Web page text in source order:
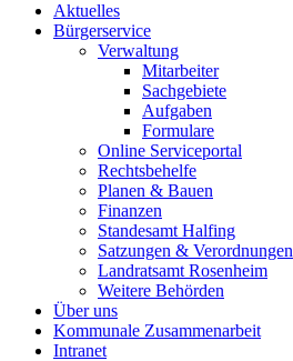
Aktuelles
Bürgerservice
Verwaltung
Mitarbeiter
Sachgebiete
Aufgaben
Formulare
Online Serviceportal
Rechtsbehelfe
Planen & Bauen
Finanzen
Standesamt Halfing
Satzungen & Verordnungen
Landratsamt Rosenheim
Weitere Behörden
Über uns
Kommunale Zusammenarbeit
Intranet